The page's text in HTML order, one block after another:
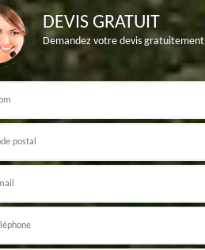
DEVIS GRATUIT
Demandez votre devis gratuitement